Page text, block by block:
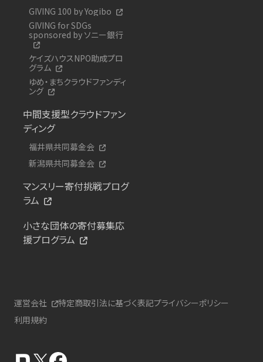
GIVING 100 by Yogibo
GIVING for SDGs
sponsored by ソニー銀行
ケイズハウスNPO助成プロ
グラム
ゆめ・まちクラウドファンディ
ング
中間支援型クラウドファン
ディング
福井県共同募金会
新潟県共同募金会
マンスリー寄付挑戦プログ
ラム
小さな団体の寄付募集応
援プログラム
運営会社 特定商取引法に基づく表記プライバシーポリシー
利用規約